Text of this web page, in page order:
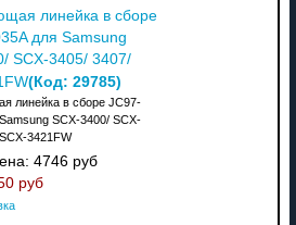
линейка в сборе
для Samsung
SCX-3405/ 3407/
(Код: 29785)
линейка в сборе JC97-
SCX-3400/ SCX-
3421FW
4746 руб
руб